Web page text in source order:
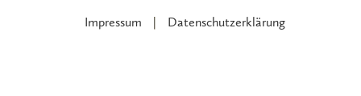
Impressum Datenschutzerklärung